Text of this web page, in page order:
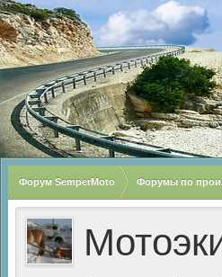
Форум SemperMoto Форумы по